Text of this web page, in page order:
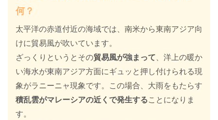
何？
太平洋の赤道付近の海域では、南米から東南アジア向
けに貿易風が吹いています。
ざっくりというとその貿易風が強まって 、洋上の暖か
い海水が東南アジア方面にギュッと押し付けられる現
象がラニーニャ現象です。この場合、大雨をもたらす
積乱雲がマレーシアの近くで発生することになりま
す。